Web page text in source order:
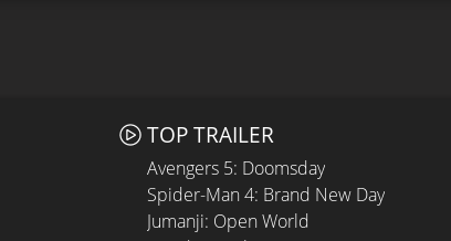
TOP TRAILER
Avengers 5: Doomsday
Spider-Man 4: Brand New Day
Jumanji: Open World